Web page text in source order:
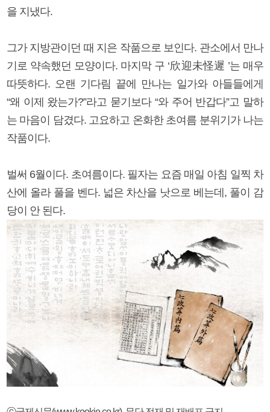
을 지냈다.
그가 지방관이던 때 지은 작품으로 보인다. 관소에서 만나
기로 약속했던 모양이다. 마지막 구 ‘欣迎未怪遲 ’는 매우
따뜻하다. 오랜 기다림 끝에 만나는 일가와 아들들에게
“왜 이제 왔는가?”라고 묻기보다 “와 주어 반갑다”고 말하
는 마음이 담겼다. 고요하고 온화한 초여름 분위기가 나는
작품이다.
벌써 6월이다. 초여름이다. 필자는 요즘 매일 아침 일찍 차
산에 올라 풀을 벤다. 넓은 차산을 낫으로 베는데, 풀이 감
당이 안 된다.